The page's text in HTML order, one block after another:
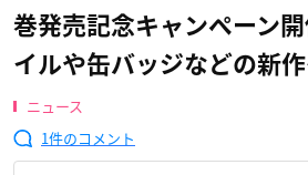
巻発売記念キャンペーン
イルや缶バッジなどの新
ニュース
1